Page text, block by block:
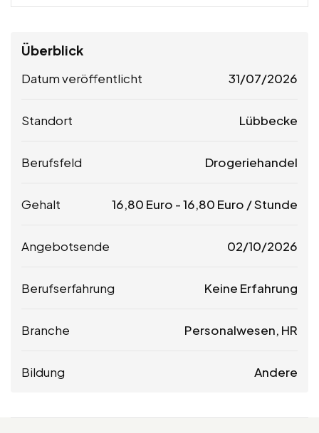
Überblick
Datum veröffentlicht 31/07/2026
Standort Lübbecke
Berufsfeld Drogeriehandel
Gehalt 16,80 Euro -16,80 Euro / Stunde
Angebotsende 02/10/2026
Berufserfahrung Keine Erfahrung
Branche Personalwesen, HR
Bildung Andere